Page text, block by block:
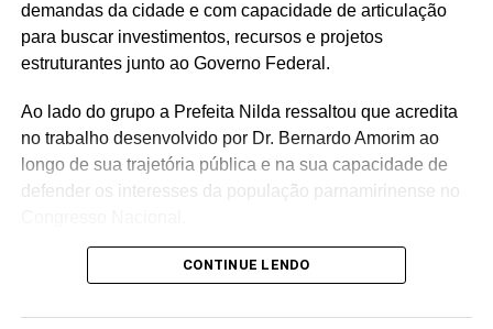
demandas da cidade e com capacidade de articulação
para buscar investimentos, recursos e projetos
estruturantes junto ao Governo Federal.
Ao lado do grupo a Prefeita Nilda ressaltou que acredita
no trabalho desenvolvido por Dr. Bernardo Amorim ao
longo de sua trajetória pública e na sua capacidade de
defender os interesses da população parnamirinense no
“Parnamirim precisa ampliar sua força política em
experiência, diálogo e compromisso para representar o
CONTINUE LENDO